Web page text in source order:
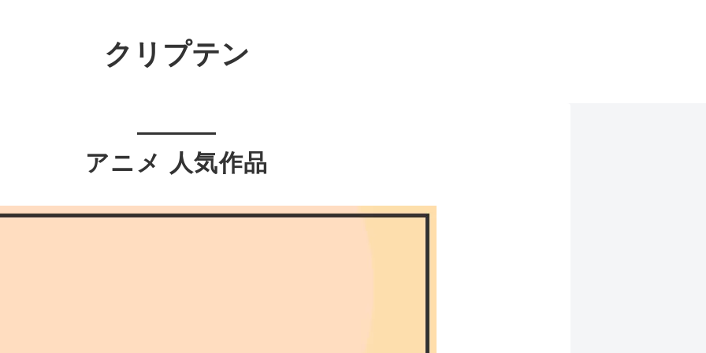
クリプテン
アニメ 人気作品